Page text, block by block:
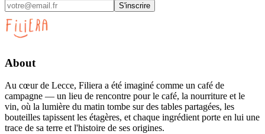
S'inscrire
About
Au cœur de Lecce, Filiera a été imaginé comme un café de
campagne — un lieu de rencontre pour le café, la nourriture et le
vin, où la lumière du matin tombe sur des tables partagées, les
bouteilles tapissent les étagères, et chaque ingrédient porte en lui une
trace de sa terre et l'histoire de ses origines.